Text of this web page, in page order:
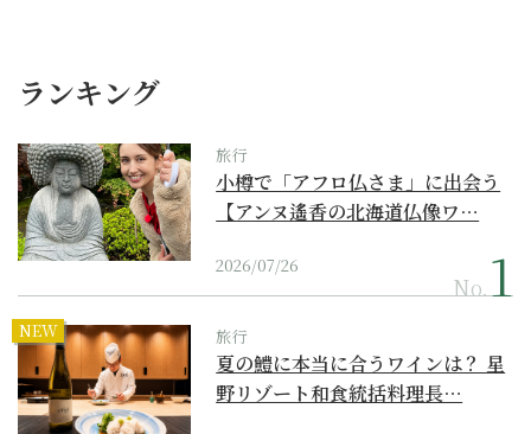
ランキング
旅行
小樽で「アフロ仏さま」に出会う
【アンヌ遙香の北海道仏像ワ…
2026/07/26
No.
NEW 旅行
夏の鱧に本当に合うワインは？ 星
野リゾート和食統括料理長…